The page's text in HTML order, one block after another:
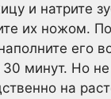
и натрите
их ножом.
его
30 минут. Но не
на